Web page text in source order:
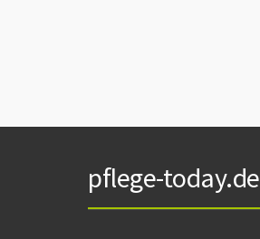
pflege-today.de